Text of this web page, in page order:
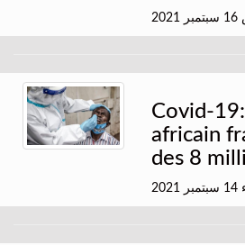
Covid-
africain
des 8